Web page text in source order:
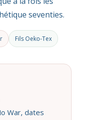
seventies.
Fils Oeko-Tex
War, dates